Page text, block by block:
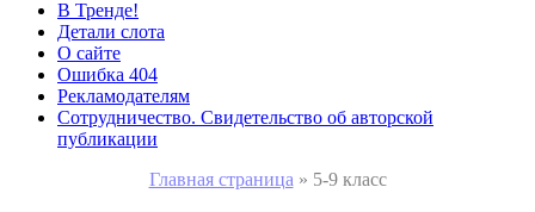
В Тренде!
Детали слота
О сайте
Ошибка 404
Рекламодателям
Сотрудничество. Свидетельство об авторской
публикации
Главная страница » 5-9 класс